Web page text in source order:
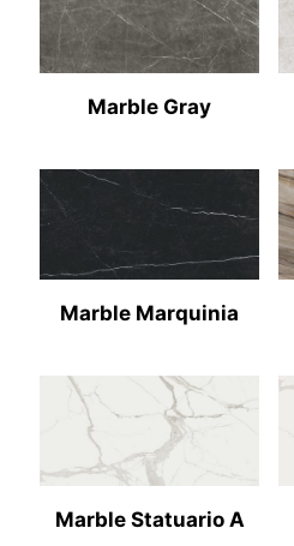
Marble Gray
Marble Marquinia
Marble Statuario A